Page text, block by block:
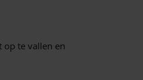
op te vallen en